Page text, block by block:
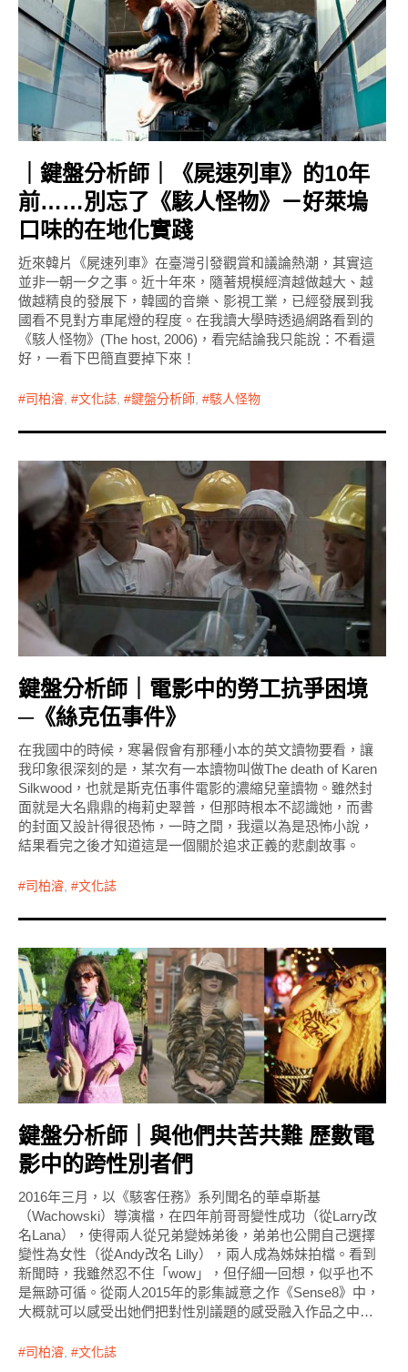
｜鍵盤分析師｜《屍速列車》的10年
前……別忘了《駭人怪物》－好萊塢
口味的在地化實踐
近來韓片《屍速列車》在臺灣引發觀賞和議論熱潮，其實這
並非一朝一夕之事。近十年來，隨著規模經濟越做越大、越
做越精良的發展下，韓國的音樂、影視工業，已經發展到我
國看不見對方車尾燈的程度。在我讀大學時透過網路看到的
《駭人怪物》(The host, 2006)，看完結論我只能說：不看還
好，一看下巴簡直要掉下來！
司柏濬 , 文化誌 , 鍵盤分析師 , 駭人怪物
鍵盤分析師｜電影中的勞工抗爭困境
─《絲克伍事件》
在我國中的時候，寒暑假會有那種小本的英文讀物要看，讓
我印象很深刻的是，某次有一本讀物叫做The death of Karen
Silkwood，也就是斯克伍事件電影的濃縮兒童讀物。雖然封
面就是大名鼎鼎的梅莉史翠普，但那時根本不認識她，而書
的封面又設計得很恐怖，一時之間，我還以為是恐怖小說，
結果看完之後才知道這是一個關於追求正義的悲劇故事。
司柏濬, 文化誌
鍵盤分析師｜與他們共苦共難 歷數電
影中的跨性別者們
2016年三月，以《駭客任務》系列聞名的華卓斯基
（Wachowski）導演檔，在四年前哥哥變性成功（從Larry改
名Lana），使得兩人從兄弟變姊弟後，弟弟也公開自己選擇
變性為女性（從Andy改名 Lilly），兩人成為姊妹拍檔。看到
新聞時，我雖然忍不住「wow」，但仔細一回想，似乎也不
是無跡可循。從兩人2015年的影集誠意之作《Sense8》中，
大概就可以感受出她們把對性別議題的感受融入作品之中…
司柏濬, 文化誌